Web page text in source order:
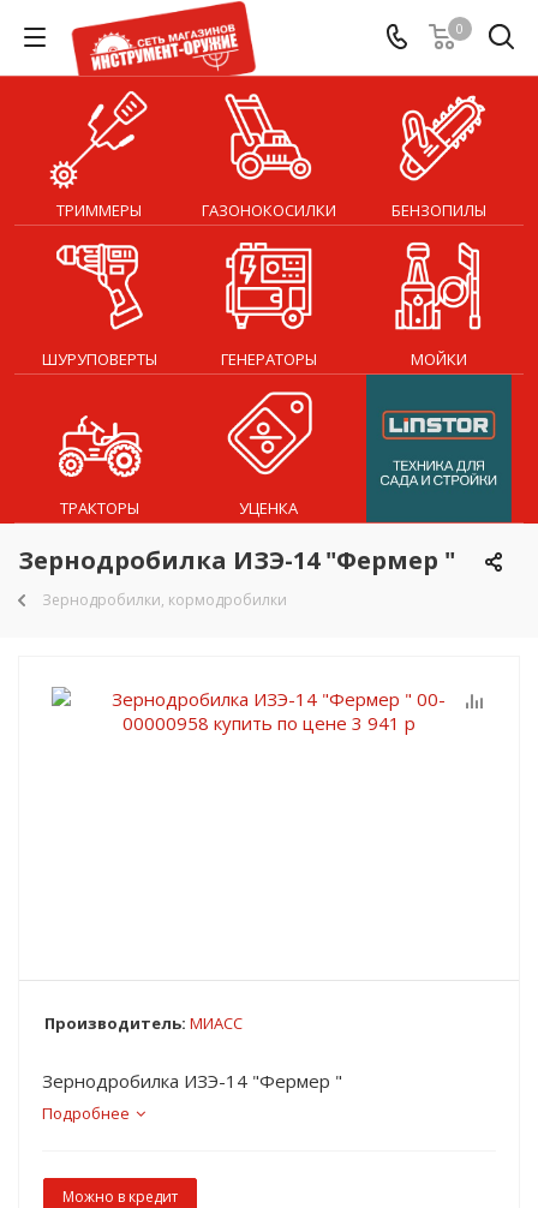
0
ТРИММЕРЫ ГАЗОНОКОСИЛКИ БЕНЗОПИЛЫ
ШУРУПОВЕРТЫ ГЕНЕРАТОРЫ МОЙКИ
ТРАКТОРЫ УЦЕНКА
Зернодробилка ИЗЭ-14 "Фермер "
Зернодробилки, кормодробилки
Производитель: МИАСС
Зернодробилка ИЗЭ-14 "Фермер "
Подробнее
Можно в кредит